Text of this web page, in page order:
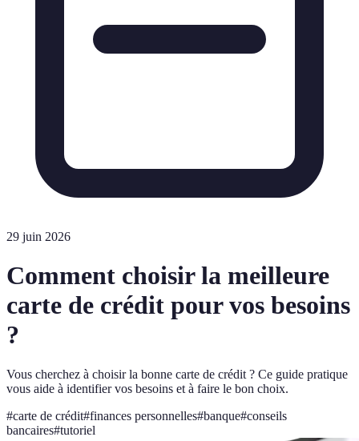
29 juin 2026
Comment choisir la meilleure
carte de crédit pour vos besoins
?
Vous cherchez à choisir la bonne carte de crédit ? Ce guide pratique
vous aide à identifier vos besoins et à faire le bon choix.
#carte de crédit#finances personnelles#banque#conseils
bancaires#tutoriel